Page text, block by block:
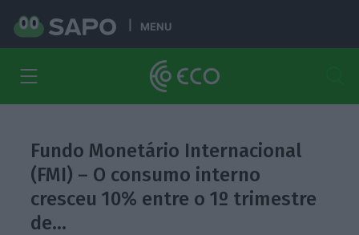
MENU
Fundo Monetário Internacional
(FMI) – O consumo interno
cresceu 10% entre o 1º trimestre
de…